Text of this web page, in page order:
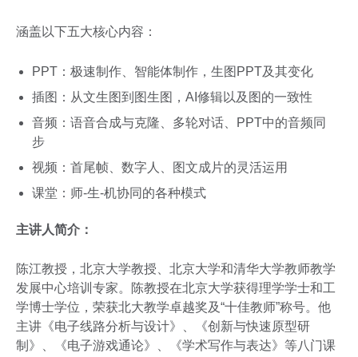
涵盖以下五大核心内容：
PPT：极速制作、智能体制作，生图PPT及其变化
插图：从文生图到图生图，AI修辑以及图的一致性
音频：语音合成与克隆、多轮对话、PPT中的音频同
步
视频：首尾帧、数字人、图文成片的灵活运用
课堂：师-生-机协同的各种模式
主讲人简介：
陈江教授，北京大学教授、北京大学和清华大学教师教学
发展中心培训专家。陈教授在北京大学获得理学学士和工
学博士学位，荣获北大教学卓越奖及“十佳教师”称号。他
主讲《电子线路分析与设计》、《创新与快速原型研
制》、《电子游戏通论》、《学术写作与表达》等八门课